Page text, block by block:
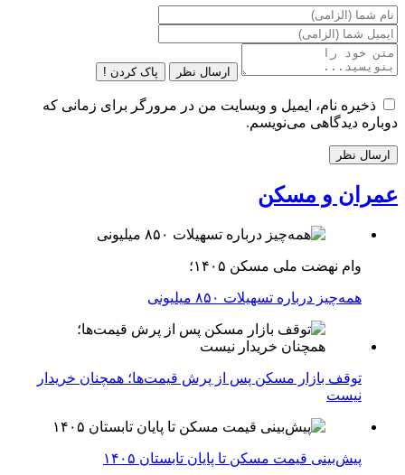
ارسال نظر پاک کردن !
ذخیره نام، ایمیل و وبسایت من در مرورگر برای زمانی که
دوباره دیدگاهی می‌نویسم.
عمران و مسکن
وام نهضت ملی مسکن ۱۴۰۵؛
همه‌چیز درباره تسهیلات ۸۵۰ میلیونی
توقف بازار مسکن پس از پرش قیمت‌ها؛ همچنان خریدار
نیست
پیش‌بینی قیمت مسکن تا پایان تابستان ۱۴۰۵